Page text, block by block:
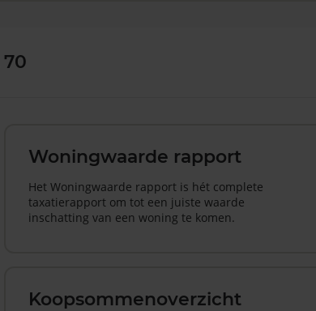
Woningwaarde rapport
Het Woningwaarde rapport is hét complete
taxatierapport om tot een juiste waarde
inschatting van een woning te komen.
Koopsommenoverzicht